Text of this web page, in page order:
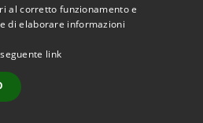
• Comune di Isernia • Powered by
al corretto funzionamento e
di elaborare informazioni
link